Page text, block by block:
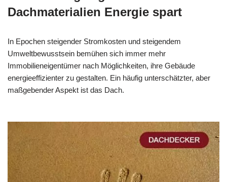
Dachmaterialien Energie spart
In Epochen steigender Stromkosten und steigendem
Umweltbewusstsein bemühen sich immer mehr
Immobilieneigentümer nach Möglichkeiten, ihre Gebäude
energieeffizienter zu gestalten. Ein häufig unterschätzter, aber
maßgebender Aspekt ist das Dach.